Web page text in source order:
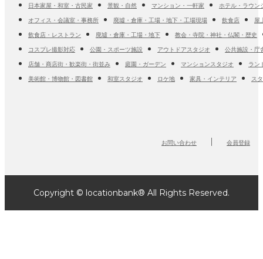
日本家屋・和室・古民家
景観・自然 マンション・一軒家
ホテル・ラウン
オフィス・会議室・事務所
廃墟・倉庫・工場・地下・工場現場 飲食店
屋
飲食店・レストラン
廃墟・倉庫・工場・地下
教会・寺院・神社・仏閣・歴史
コスプレ撮影対応
公園・スポーツ施設 アウトドアスタジオ
公共施設・庁
店舗・商店街・歓楽街・街並み
庭園・ガーデン マンションスタジオ
ラン
美術館・博物館・図書館
和室スタジオ ロケ地 家具・インテリア ス
お問い合わせ 会員登録
Copyright © locationbank® All Rights Reserved.